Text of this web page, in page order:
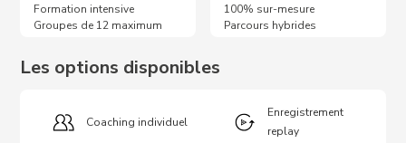
Formation intensive
Groupes de 12 maximum
100% sur-mesure
Parcours hybrides
Les options disponibles
Coaching individuel
Enregistrement
replay